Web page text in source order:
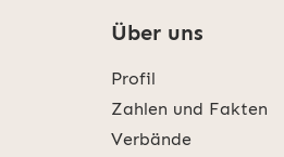
Über uns
Profil
Zahlen und Fakten
Verbände